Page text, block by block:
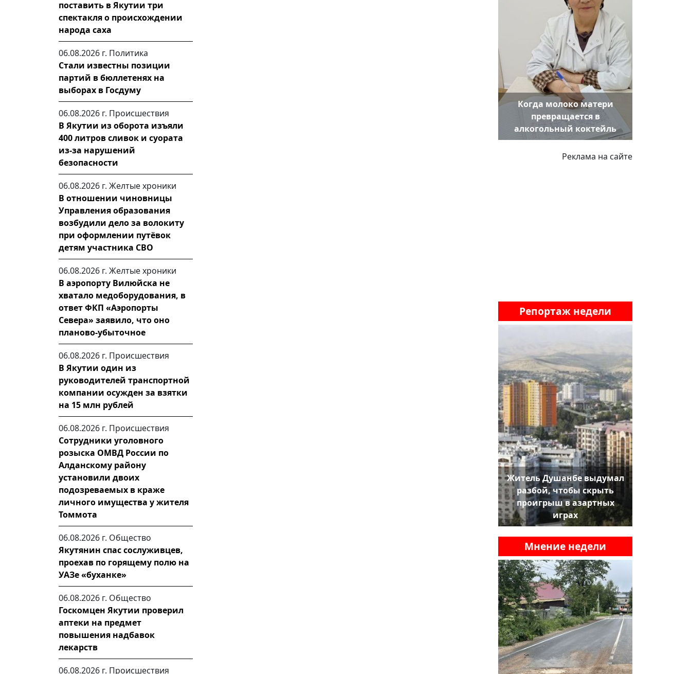
поставить в Якутии три
спектакля о происхождении
народа саха
06.08.2026 г. Политика
Стали известны позиции
партий в бюллетенях на
выборах в Госдуму
06.08.2026 г. Происшествия
В Якутии из оборота изъяли
400 литров сливок и суората
из-за нарушений
безопасности
06.08.2026 г. Желтые хроники
В отношении чиновницы
Управления образования
возбудили дело за волокиту
при оформлении путёвок
детям участника СВО
06.08.2026 г. Желтые хроники
В аэропорту Вилюйска не
хватало медоборудования, в
ответ ФКП «Аэропорты
Севера» заявило, что оно
планово-убыточное
06.08.2026 г. Происшествия
В Якутии один из
руководителей транспортной
компании осужден за взятки
на 15 млн рублей
06.08.2026 г. Происшествия
Сотрудники уголовного
розыска ОМВД России по
Алданскому району
установили двоих
подозреваемых в краже
личного имущества у жителя
Томмота
06.08.2026 г. Общество
Якутянин спас сослуживцев,
проехав по горящему полю на
УАЗе «буханке»
06.08.2026 г. Общество
Госкомцен Якутии проверил
аптеки на предмет
повышения надбавок
лекарств
06.08.2026 г. Происшествия
Когда молоко матери
превращается в
алкогольный коктейль
Реклама на сайте
Репортаж недели
Житель Душанбе выдумал
разбой, чтобы скрыть
проигрыш в азартных
играх
Мнение недели